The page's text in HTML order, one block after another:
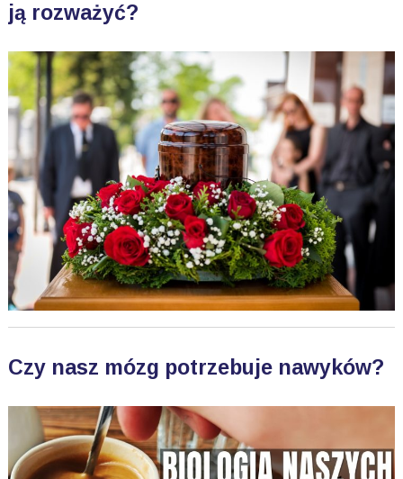
ją rozważyć?
Czy nasz mózg potrzebuje nawyków?